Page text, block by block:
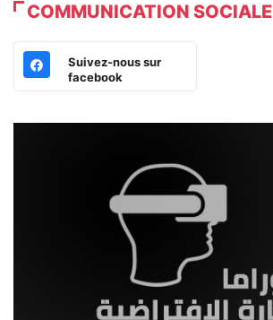
COMMUNICATION SOCIALE
Suivez-nous sur
facebook